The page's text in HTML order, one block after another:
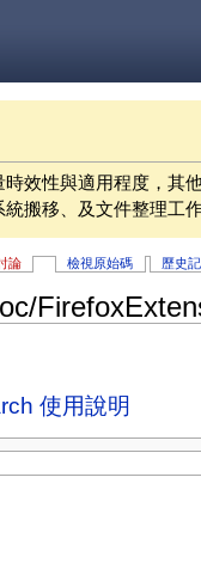
效性與適用程度，其
搬移、及文件整理工
論 檢視原始碼 歷史
使用說明